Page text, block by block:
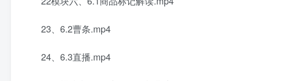
23、6.2曹条.mp4
24、6.3直播.mp4